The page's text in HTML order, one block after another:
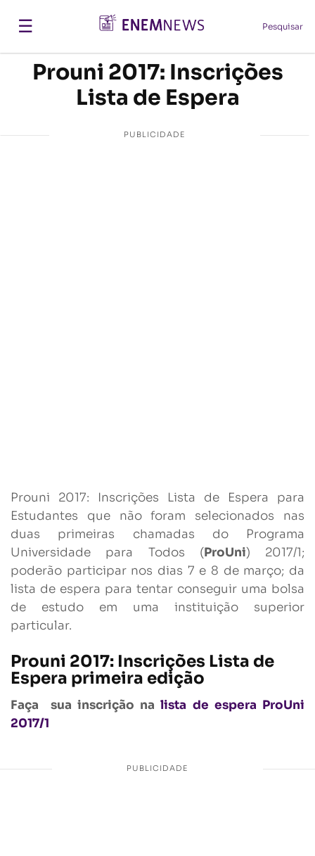
☰ Pesquisar
Prouni 2017: Inscrições
Lista de Espera
Prouni 2017: Inscrições Lista de Espera para
Estudantes que não foram selecionados nas
duas primeiras chamadas do Programa
Universidade para Todos (ProUni) 2017/1;
poderão participar nos dias 7 e 8 de março; da
lista de espera para tentar conseguir uma bolsa
de estudo em uma instituição superior
particular.
Prouni 2017: Inscrições Lista de
Espera primeira edição
Faça sua inscrição nalista de espera ProUni
2017/1